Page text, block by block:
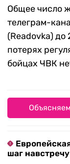
Общее число
телеграм-
(Readovka) до
потерях
бойцах ЧВК
шаг